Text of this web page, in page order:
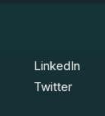
LinkedIn
Twitter